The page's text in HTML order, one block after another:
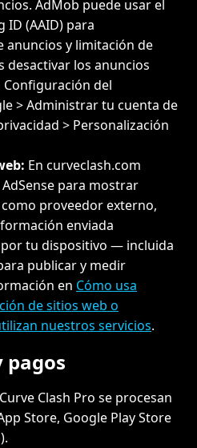
AdMob puede usar el
ID (AAID) para
anuncios y limitación de
desactivar los anuncios
del
> Administrar tu cuenta de
> Personalización
En curveclash.com
para mostrar
proveedor externo,
enviada
tu dispositivo — incluida
publicar y medir
en Cómo usa
de sitios web o
nuestros servicios.
pagos
Clash Pro se procesan
Store, Google Play Store